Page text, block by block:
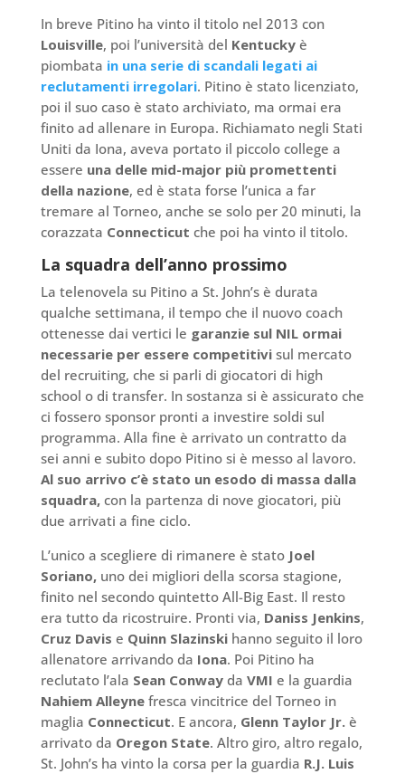
In breve Pitino ha vinto il titolo nel 2013 con
Louisville, poi l’università del Kentuckyè
piombata in una serie di scandali legati ai
reclutamenti irregolari. Pitino è stato licenziato,
poi il suo caso è stato archiviato, ma ormai era
finito ad allenare in Europa. Richiamato negli Stati
Uniti da Iona, aveva portato il piccolo college a
essere una delle mid-major più promettenti
della nazione, ed è stata forse l’unica a far
tremare al Torneo, anche se solo per 20 minuti, la
corazzata Connecticut che poi ha vinto il titolo.
La squadra dell’anno prossimo
La telenovela su Pitino a St. John’s è durata
qualche settimana, il tempo che il nuovo coach
ottenesse dai vertici le garanzie sul NIL ormai
necessarie per essere competitivisul mercato
del recruiting, che si parli di giocatori di high
school o di transfer. In sostanza si è assicurato che
ci fossero sponsor pronti a investire soldi sul
programma. Alla fine è arrivato un contratto da
sei anni e subito dopo Pitino si è messo al lavoro.
Al suo arrivo c’è stato un esodo di massa dalla
squadra,con la partenza di nove giocatori, più
due arrivati a fine ciclo.
L’unico a scegliere di rimanere è statoJoel
Soriano,uno dei migliori della scorsa stagione,
finito nel secondo quintetto All-Big East. Il resto
era tutto da ricostruire. Pronti via, Daniss Jenkins,
Cruz Davis e Quinn Slazinskihanno seguito il loro
allenatore arrivando da Iona. Poi Pitino ha
reclutato l’ala Sean Conwayda VMI e la guardia
Nahiem Alleynefresca vincitrice del Torneo in
maglia Connecticut. E ancora, Glenn Taylor Jr.è
arrivato da Oregon State. Altro giro, altro regalo,
St. John’s ha vinto la corsa per la guardia R.J. Luis